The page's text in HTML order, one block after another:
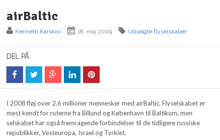
airBaltic
Kenneth Karskov 18. maj 2009 Udvalgte flyselskaber
DEL PÅ
I 2008 fløj over 2,6 millioner mennesker med airBaltic. Flyselskabet er
mest kendt for ruterne fra Billund og København til Baltikum, men
selskabet har også fremragende forbindelser til de tidligere russiske
republikker, Vesteuropa, Israel og Tyrkiet.